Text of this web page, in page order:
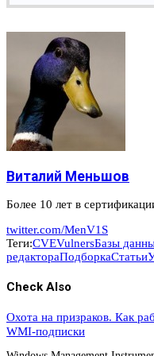
Виталий Меньшов
Более 10 лет в
twitter.com/MenV1S
Теги:CVEVulnersБазы
редактораПодборкаСтатьи
Check Also
Охота на призраков. Как
WMI-подписки